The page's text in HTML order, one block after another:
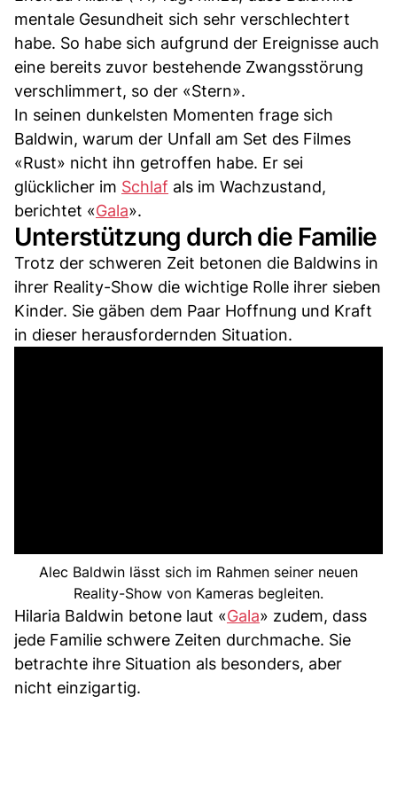
mentale Gesundheit sich sehr verschlechtert
habe. So habe sich aufgrund der Ereignisse auch
eine bereits zuvor bestehende Zwangsstörung
verschlimmert, so der «Stern».
In seinen dunkelsten Momenten frage sich
Baldwin, warum der Unfall am Set des Filmes
«Rust» nicht ihn getroffen habe. Er sei
glücklicher im Schlaf als im Wachzustand,
berichtet «Gala».
Unterstützung durch die Familie
Trotz der schweren Zeit betonen die Baldwins in
ihrer Reality-Show die wichtige Rolle ihrer sieben
Kinder. Sie gäben dem Paar Hoffnung und Kraft
in dieser herausfordernden Situation.
Alec Baldwin lässt sich im Rahmen seiner neuen
Reality-Show von Kameras begleiten.
Hilaria Baldwin betone laut «Gala» zudem, dass
jede Familie schwere Zeiten durchmache. Sie
betrachte ihre Situation als besonders, aber
nicht einzigartig.